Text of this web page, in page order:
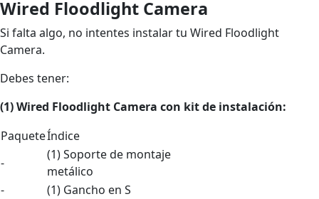
Wired Floodlight Camera
Si falta algo, no intentes instalar tu Wired Floodlight
Camera.
Debes tener:
(1) Wired Floodlight Camera con kit de instalación:
PaqueteÍndice
-
(1) Soporte de montaje
metálico
-
(1) Gancho en S